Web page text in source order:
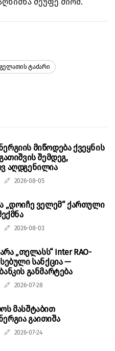
Გელათის Ტაძარი
მიწოდება ქვეყნის
შემდეგ,
აღდგენილია
2026-08-05
„დოიჩე ველემ“ ქართული
2026-08-03
„თელასს“ Inter RAO-
სანქცია —
განმარტება
2026-07-28
მასშტაბით
გაითიშა
2026-07-24